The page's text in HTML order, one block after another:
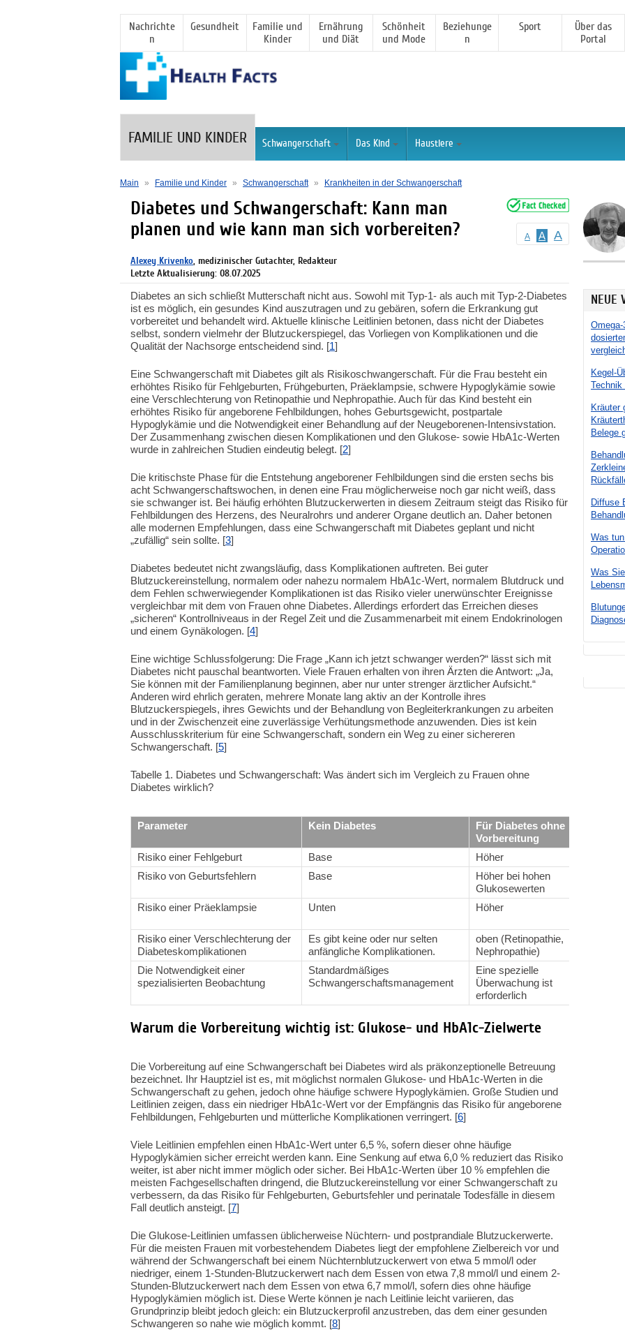
Nachrichte
n
Gesundheit
Familie und
Kinder
Ernährung
und Diät
Schönheit
und Mode
Beziehunge
n
Sport
Über das
Portal
FAMILIE UND KINDER Schwangerschaft Das Kind Haustiere
Main » Familie und Kinder » Schwangerschaft » Krankheiten in der Schwangerschaft
NEUE
Kegel-
Technik
Kräuter
Belege
Diffuse
Was
Was
A A A
Diabetes und Schwangerschaft: Kann man
planen und wie kann man sich vorbereiten?
Alexey Krivenko, medizinischer Gutachter, Redakteur
Letzte Aktualisierung: 08.07.2025
Diabetes an sich schließt Mutterschaft nicht aus. Sowohl mit Typ-1- als auch mit Typ-2-Diabetes
ist es möglich, ein gesundes Kind auszutragen und zu gebären, sofern die Erkrankung gut
vorbereitet und behandelt wird. Aktuelle klinische Leitlinien betonen, dass nicht der Diabetes
selbst, sondern vielmehr der Blutzuckerspiegel, das Vorliegen von Komplikationen und die
Qualität der Nachsorge entscheidend sind. [1]
Eine Schwangerschaft mit Diabetes gilt als Risikoschwangerschaft. Für die Frau besteht ein
erhöhtes Risiko für Fehlgeburten, Frühgeburten, Präeklampsie, schwere Hypoglykämie sowie
eine Verschlechterung von Retinopathie und Nephropathie. Auch für das Kind besteht ein
erhöhtes Risiko für angeborene Fehlbildungen, hohes Geburtsgewicht, postpartale
Hypoglykämie und die Notwendigkeit einer Behandlung auf der Neugeborenen-Intensivstation.
Der Zusammenhang zwischen diesen Komplikationen und den Glukose- sowie HbA1c-Werten
wurde in zahlreichen Studien eindeutig belegt. [2]
Die kritischste Phase für die Entstehung angeborener Fehlbildungen sind die ersten sechs bis
acht Schwangerschaftswochen, in denen eine Frau möglicherweise noch gar nicht weiß, dass
sie schwanger ist. Bei häufig erhöhten Blutzuckerwerten in diesem Zeitraum steigt das Risiko für
Fehlbildungen des Herzens, des Neuralrohrs und anderer Organe deutlich an. Daher betonen
alle modernen Empfehlungen, dass eine Schwangerschaft mit Diabetes geplant und nicht
„zufällig“ sein sollte. [3]
Diabetes bedeutet nicht zwangsläufig, dass Komplikationen auftreten. Bei guter
Blutzuckereinstellung, normalem oder nahezu normalem HbA1c-Wert, normalem Blutdruck und
dem Fehlen schwerwiegender Komplikationen ist das Risiko vieler unerwünschter Ereignisse
vergleichbar mit dem von Frauen ohne Diabetes. Allerdings erfordert das Erreichen dieses
„sicheren“ Kontrollniveaus in der Regel Zeit und die Zusammenarbeit mit einem Endokrinologen
und einem Gynäkologen. [4]
Eine wichtige Schlussfolgerung: Die Frage „Kann ich jetzt schwanger werden?“ lässt sich mit
Diabetes nicht pauschal beantworten. Viele Frauen erhalten von ihren Ärzten die Antwort: „Ja,
Sie können mit der Familienplanung beginnen, aber nur unter strenger ärztlicher Aufsicht.“
Anderen wird ehrlich geraten, mehrere Monate lang aktiv an der Kontrolle ihres
Blutzuckerspiegels, ihres Gewichts und der Behandlung von Begleiterkrankungen zu arbeiten
und in der Zwischenzeit eine zuverlässige Verhütungsmethode anzuwenden. Dies ist kein
Ausschlusskriterium für eine Schwangerschaft, sondern ein Weg zu einer sichereren
Schwangerschaft. [5]
Tabelle 1. Diabetes und Schwangerschaft: Was ändert sich im Vergleich zu Frauen ohne
Diabetes wirklich?
Parameter Kein Diabetes
Für Diabetes ohne
Vorbereitung
Risiko einer Fehlgeburt Base Höher
Risiko von Geburtsfehlern
Base
Höher bei hohen
Glukosewerten
Risiko einer Präeklampsie Unten Höher
Risiko einer Verschlechterung der
Diabeteskomplikationen
Es gibt keine oder nur selten
anfängliche Komplikationen.
oben (Retinopathie,
Nephropathie)
Die Notwendigkeit einer
spezialisierten Beobachtung
Standardmäßiges
Schwangerschaftsmanagement
Eine spezielle
Überwachung ist
erforderlich
Warum die Vorbereitung wichtig ist: Glukose- und HbA1c-Zielwerte
Die Vorbereitung auf eine Schwangerschaft bei Diabetes wird als präkonzeptionelle Betreuung
bezeichnet. Ihr Hauptziel ist es, mit möglichst normalen Glukose- und HbA1c-Werten in die
Schwangerschaft zu gehen, jedoch ohne häufige schwere Hypoglykämien. Große Studien und
Leitlinien zeigen, dass ein niedriger HbA1c-Wert vor der Empfängnis das Risiko für angeborene
Fehlbildungen, Fehlgeburten und mütterliche Komplikationen verringert. [6]
Viele Leitlinien empfehlen einen HbA1c-Wert unter 6,5 %, sofern dieser ohne häufige
Hypoglykämien sicher erreicht werden kann. Eine Senkung auf etwa 6,0 % reduziert das Risiko
weiter, ist aber nicht immer möglich oder sicher. Bei HbA1c-Werten über 10 % empfehlen die
meisten Fachgesellschaften dringend, die Blutzuckereinstellung vor einer Schwangerschaft zu
verbessern, da das Risiko für Fehlgeburten, Geburtsfehler und perinatale Todesfälle in diesem
Fall deutlich ansteigt. [7]
Die Glukose-Leitlinien umfassen üblicherweise Nüchtern- und postprandiale Blutzuckerwerte.
Für die meisten Frauen mit vorbestehendem Diabetes liegt der empfohlene Zielbereich vor und
während der Schwangerschaft bei einem Nüchternblutzuckerwert von etwa 5 mmol/l oder
niedriger, einem 1-Stunden-Blutzuckerwert nach dem Essen von etwa 7,8 mmol/l und einem 2-
Stunden-Blutzuckerwert nach dem Essen von etwa 6,7 mmol/l, sofern dies ohne häufige
Hypoglykämien möglich ist. Diese Werte können je nach Leitlinie leicht variieren, das
Grundprinzip bleibt jedoch gleich: ein Blutzuckerprofil anzustreben, das dem einer gesunden
Schwangeren so nahe wie möglich kommt. [8]